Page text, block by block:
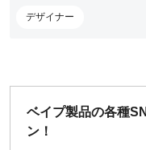
デザイナー
人事
ベイプ製品の各種
ン！